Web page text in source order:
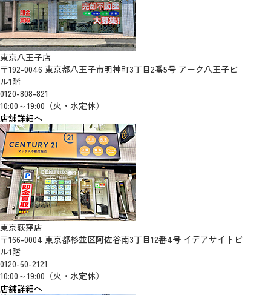
東京八王子店
〒192-0046 東京都八王子市明神町3丁目2番5号 アーク八王子ビ
ル1階
0120-808-821
10:00～19:00（火・水定休）
店舗詳細へ
東京荻窪店
〒166-0004 東京都杉並区阿佐谷南3丁目12番4号 イデアサイトビ
ル1階
0120-60-2121
10:00～19:00（火・水定休）
店舗詳細へ